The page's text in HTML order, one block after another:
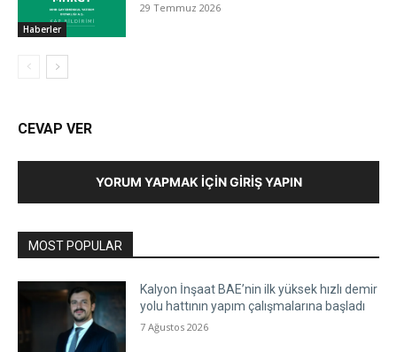
Haberler
29 Temmuz 2026
CEVAP VER
YORUM YAPMAK İÇIN GIRIŞ YAPIN
MOST POPULAR
Kalyon İnşaat BAE’nin ilk yüksek hızlı demir
yolu hattının yapım çalışmalarına başladı
7 Ağustos 2026